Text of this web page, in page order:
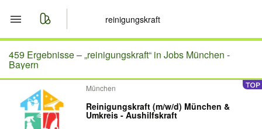
Start
Merkliste
Nachrichten
459 Ergebnisse –„reinigungskraft“ in Jobs München -
Bayern
München
Reinigungskraft (m/w/d) München &
Umkreis - Aushilfskraft